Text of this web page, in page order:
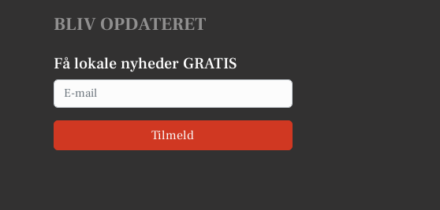
BLIV OPDATERET
Få lokale nyheder GRATIS
Email
Tilmeld